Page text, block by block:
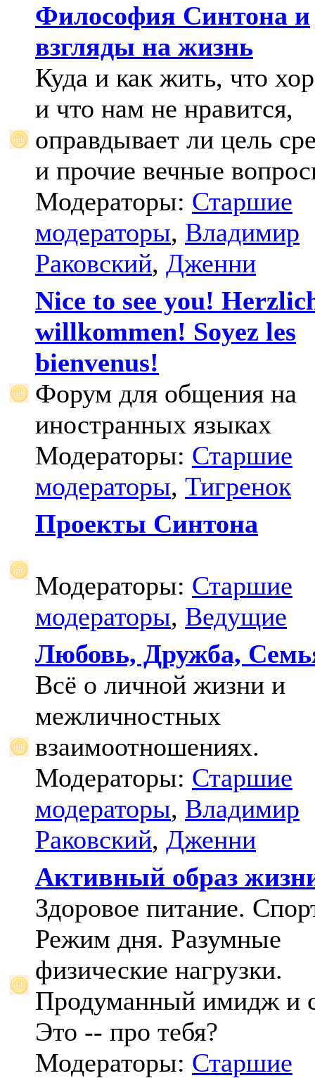
Философия Синтона и
взгляды на жизнь
Куда и как жить, что
и что нам не нравится,
оправдывает ли цель
и прочие вечные
Модераторы: Старшие
модераторы, Владимир
Раковский, Дженни
Nice to see you!
willkommen! Soyez les
bienvenus!
Форум для общения на
иностранных языках
Модераторы: Старшие
модераторы, Тигренок
Проекты Синтона
Модераторы: Старшие
модераторы, Ведущие
Любовь, Дружба,
Всё о личной жизни и
межличностных
взаимоотношениях.
Модераторы: Старшие
модераторы, Владимир
Раковский, Дженни
Активный образ
Здоровое питание.
Режим дня. Разумные
физические нагрузки.
Продуманный имидж и
Это -- про тебя?
Модераторы: Старшие